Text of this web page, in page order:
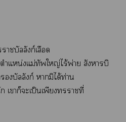
าบัลลังก์เลือด
ำแหน่งแม่ทัพใหญ่ไร้พ่าย สังหารบิ
บัลลังก์ ามิได้ท่าน
เาก็ะเป็นเพียงาที่